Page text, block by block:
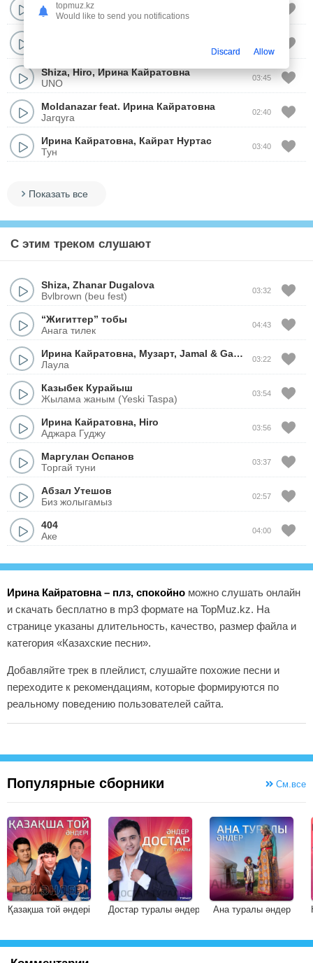
Ирина Кайратовна
Айдахар
Shiza,Hiro,Ирина Кайратовна
UNO
03:45
Moldanazarfeat. Ирина Кайратовна
Jarqyra
02:40
Ирина Кайратовна, Кайрат Нуртас
Тун
03:40
Показать все
С этим треком слушают
Shiza, Zhanar Dugalova
Bvlbrown (beu fest)
03:32
“Жигиттер” тобы
Анага тилек
04:43
Ирина Кайратовна, Музарт, Jamal & Ganja
Лаула
03:22
Казыбек Курайыш
Жылама жаным (Yeski Taspa)
03:54
Ирина Кайратовна, Hiro
Аджара Гуджу
03:56
Маргулан Оспанов
Торгай туни
03:37
Абзал Утешов
Биз жолыгамыз
02:57
404
Аке
04:00
Ирина Кайратовна – плз, спокойно можно слушать онлайн
и скачать бесплатно в mp3 формате на TopMuz.kz. На
странице указаны длительность, качество, размер файла и
категория «Казахские песни».
Добавляйте трек в плейлист, слушайте похожие песни и
переходите к рекомендациям, которые формируются по
реальному поведению пользователей сайта.
Популярные сборники См.все
Қазақша той әндері Достар туралы әндер Ана туралы әндер
topmuz.kz
Would like to send you notifications
Discard Allow